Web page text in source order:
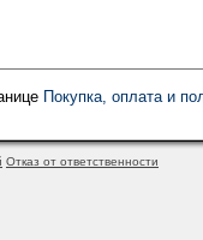
Покупка, оплата и
Отказ от ответственности